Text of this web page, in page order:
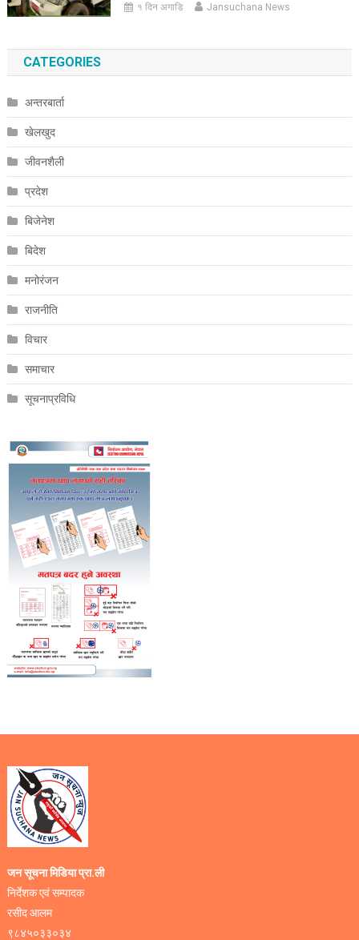
१ दिन अगाडि Jansuchana News
CATEGORIES
अन्तरबार्ता
खेलखुद
जीवनशैली
प्रदेश
बिजेनेश
बिदेश
मनोरंजन
राजनीति
विचार
समाचार
सूचनाप्रविधि
जन सूचना मिडिया प्रा.ली
निर्देशक एवं सम्पादक
रसीद आलम
९८४५०३३०३४